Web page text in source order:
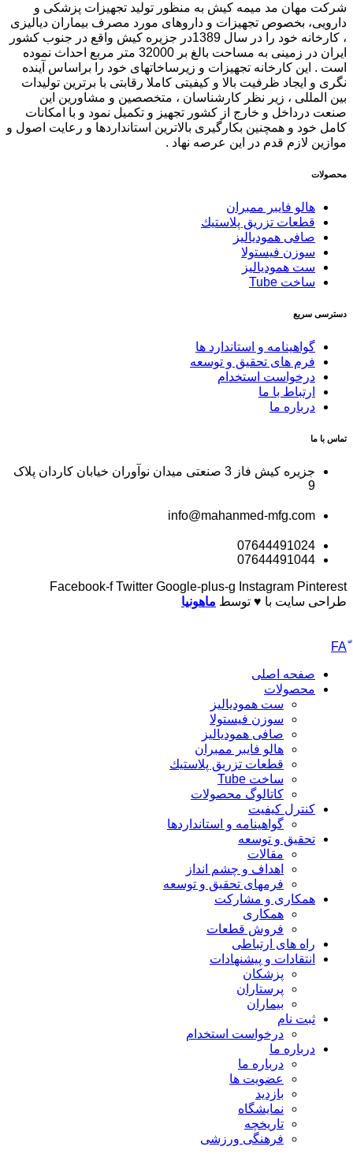
شرکت مهان مد میمه کیش به منظور تولید تجهیزات پزشکی و
دارویی، بخصوص تجهیزات و داروهای مورد مصرف بیماران دیالیزی
، کارخانه خود را در سال 1389در جزیره کیش واقع در جنوب کشور
ایران در زمینی به مساحت بالغ بر 32000 متر مربع احداث نموده
است . این کارخانه تجهیزات و زیرساخاتهای خود را براساس آینده
نگری و ایجاد ظرفیت بالا و کیفیتی کاملا رقابتی با برترین تولیدات
بین المللی ، زیر نظر کارشناسان ، متخصصین و مشاورین این
صنعت درداخل و خارج از کشور تجهیز و تکمیل نمود و با امکانات
کامل خود و همچنین بکارگیری بالاترین استانداردها و رعایت اصول و
موازین لازم قدم در این عرصه نهاد .
محصولات
هالو فایبر ممبران
قطعات تزريق پلاستيك
صافی همودیالیز
سوزن فیستولا
ست همودیالیز
ساخت Tube
دسترسی سریع
گواهینامه و استاندارد ها
فرم های تحقیق و توسعه
درخواست استخدام
ارتباط با ما
درباره ما
تماس با ما
جزیره کیش فاز 3 صنعتی میدان نوآوران خیابان کاردان پلاک
9
info@mahanmed-mfg.com
07644491024
07644491044
Facebook-f Twitter Google-plus-g Instagram Pinterest
طراحی سایت با ♥️ توسط ماهونیا
صفحه اصلی
محصولات
ست همودیالیز
سوزن فیستولا
صافی همودیالیز
هالو فایبر ممبران
قطعات تزريق پلاستيك
ساخت Tube
کاتالوگ محصولات
کنترل کیفیت
گواهينامه و استانداردها
تحقيق و توسعه
مقالات
اهداف و چشم انداز
فرمهای تحقیق و توسعه
همکاری و مشارکت
همکاری
فروش قطعات
راه های ارتباطی
انتقادات و پيشنهادات
پزشكان
پرستاران
بيماران
ثبت نام
درخواست استخدام
درباره ما
درباره ما
عضویت ها
بازدید
نمایشگاه
تاريخچه
فرهنگی ورزشی